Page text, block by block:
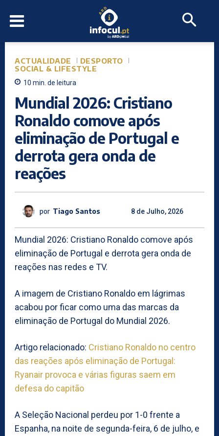
ACTUALIDADE
DESPORTO
SOCIAL & LIFESTYLE
10 min. de leitura
Mundial 2026: Cristiano
Ronaldo comove após
eliminação de Portugal e
derrota gera onda de
reações
por Tiago Santos 8 de Julho, 2026
Mundial 2026: Cristiano Ronaldo comove após
eliminação de Portugal e derrota gera onda de
reações nas redes e TV.
A imagem de Cristiano Ronaldo em lágrimas
acabou por ficar como uma das marcas da
eliminação de Portugal do Mundial 2026.
Artigo relacionado: Cristiano Ronaldo no centro
das reações após eliminação de Portugal:
Ryanair provoca e várias figuras saem em
defesa do capitão
A Seleção Nacional perdeu por 1-0 frente a
Espanha, na noite de segunda-feira, 6 de julho, e